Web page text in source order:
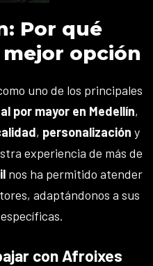
Por qué
opción
uno de los principales
por mayor en Medellín,
, personalización y
experiencia de más de
nos ha permitido atender
adaptándonos a sus
con Afroixes